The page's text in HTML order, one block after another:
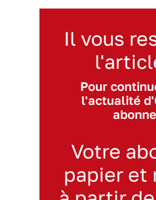
Il vous
Pour
l'actualité
Votre
papier et